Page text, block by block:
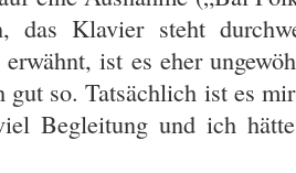
das Klavier steht
ist es eher
gut so. Tatsächlich ist es
Begleitung und ich